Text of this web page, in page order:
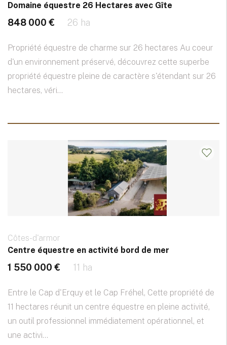
Domaine équestre 26 Hectares avec Gîte
848 000 € 26 ha
Propriété équestre de charme sur 26 hectares Au coeur
d'un environnement préservé, découvrez cette superbe
propriété équestre pleine de caractère s'étendant sur 26
hectares, véri...
Côtes-d'armor
Centre équestre en activité bord de mer
1 550 000 € 11 ha
Entre le Cap d'Erquy et le Cap Fréhel, Cette propriété de
11 hectares réunit un centre équestre en pleine activité,
un outil professionnel immédiatement opérationnel, et
une activi...